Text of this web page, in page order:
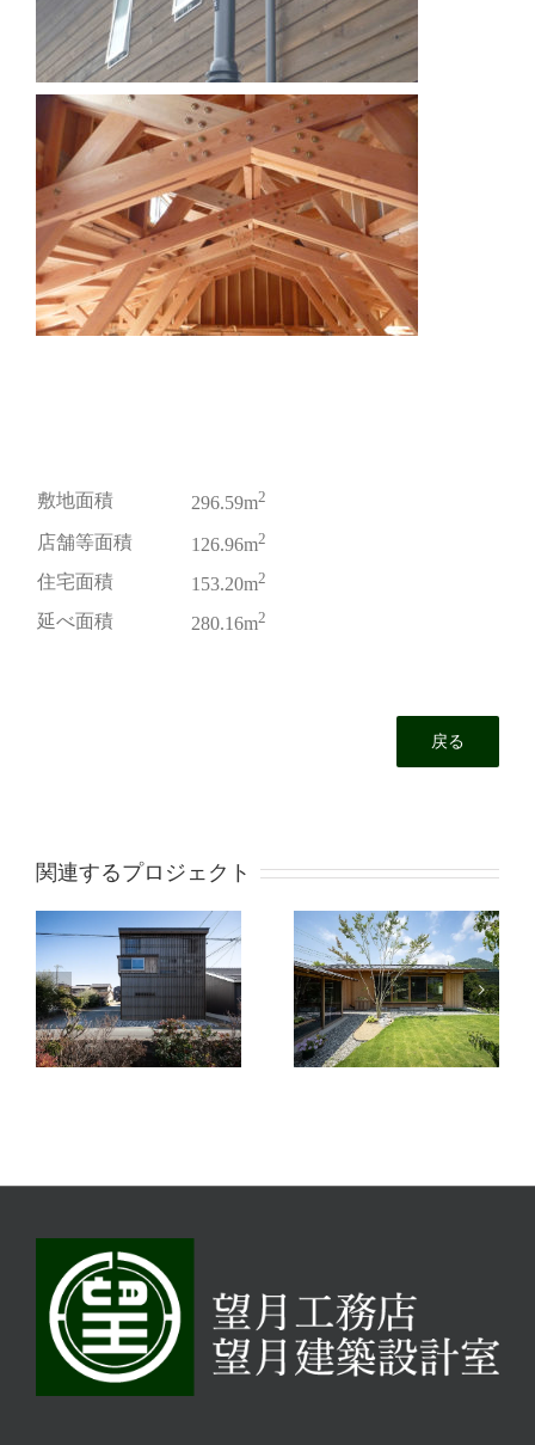
敷地面積 296.59m2
店舗等面積 126.96m2
住宅面積 153.20m2
延べ面積 280.16m2
戻る
関連するプロジェクト
住宅
住宅